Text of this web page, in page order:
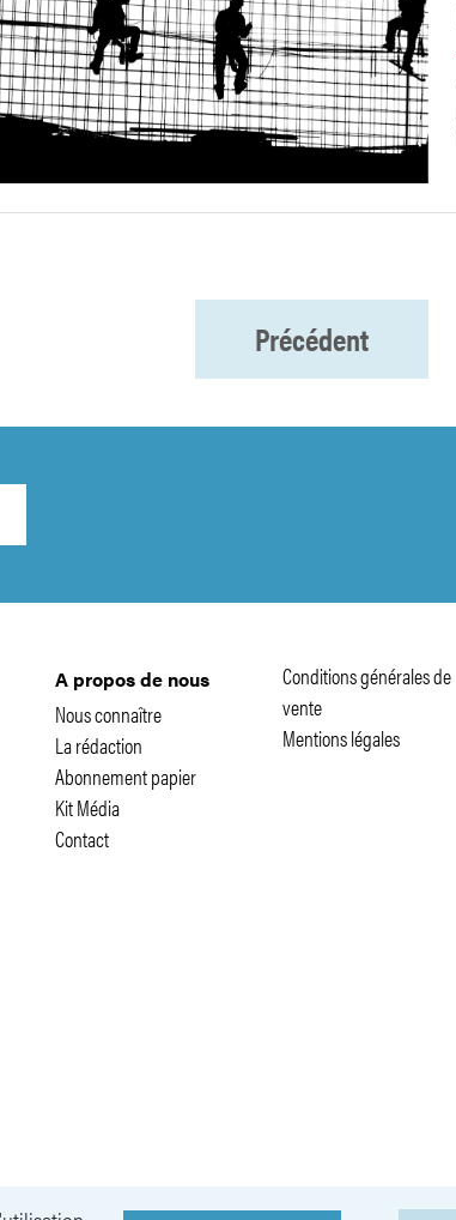
Précédent
A propos de nous
Nous connaître
La rédaction
Abonnement papier
Kit Média
Contact
Conditions générales de
vente
Mentions légales